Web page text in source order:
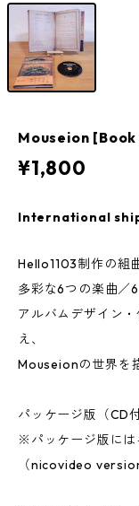
Mouseion [Book
¥1,800
International
Hello1103制作の組
多彩な6つの楽曲／
アルバムデザイン
え、
Mouseionの世界を
パッケージ版（CD
※パッケージ版には
（nicovideo